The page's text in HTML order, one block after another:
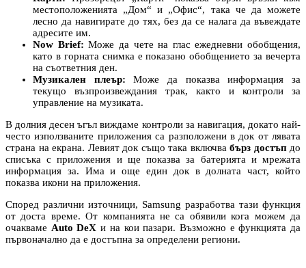
местоположенията „Дом“ и „Офис“, така че да можете
лесно да навигирате до тях, без да се налага да въвеждате
адресите им.
Now Brief: Може да чете на глас ежедневни обобщения,
като в горната снимка е показано обобщението за вечерта
на съответния ден.
Музикален плеър: Може да показва информация за
текущо възпроизвеждания трак, както и контроли за
управление на музиката.
В долния десен ъгъл виждаме контроли за навигация, докато най-
често използваните приложения са разположени в док от лявата
страна на екрана. Левият док също така включва бърз достъп до
списъка с приложения и ще показва за батерията и мрежата
информация за. Има и още един док в долната част, който
показва икони на приложения.
Според различни източници, Samsung разработва тази функция
от доста време. От компанията не са обявили кога можем да
очакваме Auto DeX и на кои пазари. Възможно е функцията да
първоначално да е достъпна за определени региони.